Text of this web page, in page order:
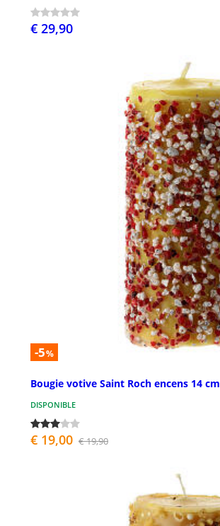
€ 29,90
-5%
Bougie votive Saint Roch encens 14 cm
DISPONIBLE
€ 19,00 € 19,90